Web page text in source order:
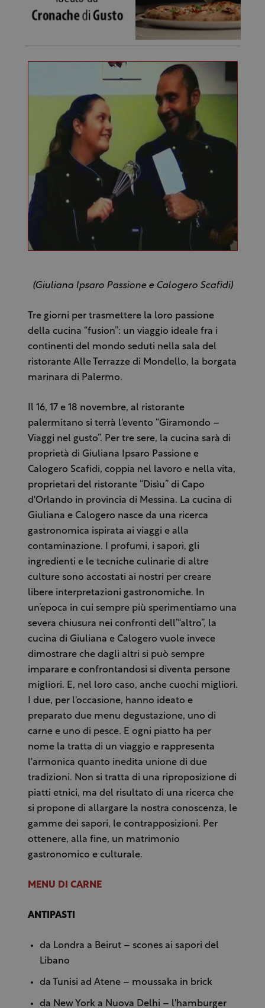
(Giuliana Ipsaro Passione e Calogero Scafidi)
Tre giorni per trasmettere la loro passione
della cucina “fusion”: un viaggio ideale fra i
continenti del mondo seduti nella sala del
ristorante Alle Terrazze di Mondello, la borgata
marinara di Palermo.
Il 16, 17 e 18 novembre, al ristorante
palermitano si terrà l'evento “Giramondo –
Viaggi nel gusto”. Per tre sere, la cucina sarà di
proprietà di Giuliana Ipsaro Passione e
Calogero Scafidi, coppia nel lavoro e nella vita,
proprietari del ristorante “Disìu” di Capo
d'Orlando in provincia di Messina. La cucina di
Giuliana e Calogero nasce da una ricerca
gastronomica ispirata ai viaggi e alla
contaminazione. I profumi, i sapori, gli
ingredienti e le tecniche culinarie di altre
culture sono accostati ai nostri per creare
libere interpretazioni gastronomiche. In
un’epoca in cui sempre più sperimentiamo una
severa chiusura nei confronti dell’“altro”, la
cucina di Giuliana e Calogero vuole invece
dimostrare che dagli altri si può sempre
imparare e confrontandosi si diventa persone
migliori. E, nel loro caso, anche cuochi migliori.
I due, per l'occasione, hanno ideato e
preparato due menu degustazione, uno di
carne e uno di pesce. E ogni piatto ha per
nome la tratta di un viaggio e rappresenta
l'armonica quanto inedita unione di due
tradizioni. Non si tratta di una riproposizione di
piatti etnici, ma del risultato di una ricerca che
si propone di allargare la nostra conoscenza, le
gamme dei sapori, le contrapposizioni. Per
ottenere, alla fine, un matrimonio
gastronomico e culturale.
MENU DI CARNE
ANTIPASTI
da Londra a Beirut – scones ai sapori del
Libano
da Tunisi ad Atene – moussaka in brick
da New York a Nuova Delhi – l'hamburger